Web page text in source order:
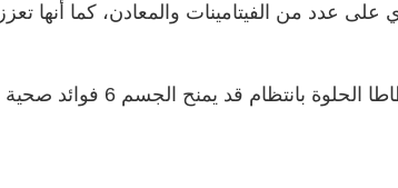
على عدد من الفيتامينات والمعادن، كما أنها تعزز
وبحسب دراسات طبية، فإن تناول البطاطا الحلوة بانتظام قد يمنح الجسم 6 فوائد صحية